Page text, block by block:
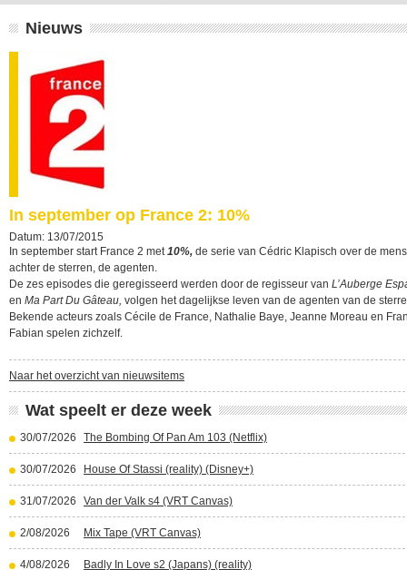
Nieuws
In september op France 2: 10%
Datum: 13/07/2015
In september start France 2 met10%, de serie van Cédric Klapisch over de
achter de sterren, de agenten.
De zes episodes die geregisseerd werden door de regisseur van L’Auberge
en Ma Part Du Gâteau, volgen het dagelijkse leven van de agenten van de
Bekende acteurs zoals Cécile de France, Nathalie Baye, Jeanne Moreau en
Fabian spelen zichzelf.
Naar het overzicht van nieuwsitems
Wat speelt er deze week
30/07/2026 The Bombing Of Pan Am 103 (Netflix)
30/07/2026 House Of Stassi (reality) (Disney+)
31/07/2026 Van der Valk s4 (VRT Canvas)
2/08/2026 Mix Tape (VRT Canvas)
4/08/2026
Badly In Love s2 (Japans) (reality)